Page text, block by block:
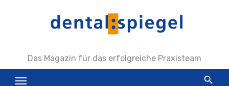
Das Magazin für das erfolgreiche Praxisteam